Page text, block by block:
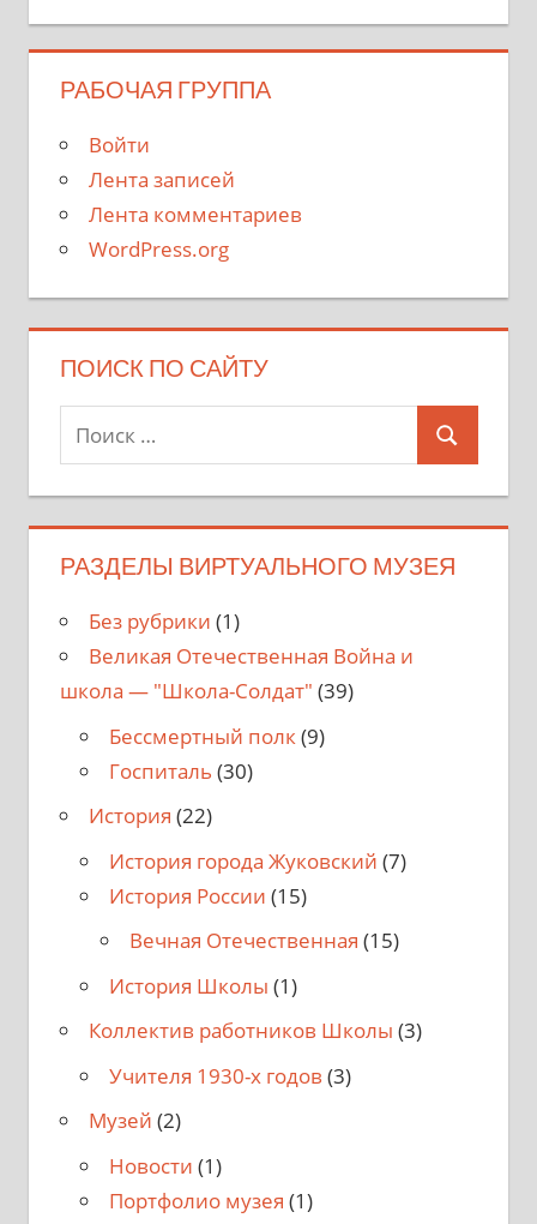
РАБОЧАЯ ГРУППА
Войти
Лента записей
Лента комментариев
WordPress.org
ПОИСК ПО САЙТУ
Поиск
для:
Поиск
РАЗДЕЛЫ ВИРТУАЛЬНОГО МУЗЕЯ
Без рубрики (1)
Великая Отечественная Война и
школа — "Школа-Солдат" (39)
Бессмертный полк(9)
Госпиталь (30)
История (22)
История города Жуковский (7)
История России (15)
Вечная Отечественная (15)
История Школы (1)
Коллектив работников Школы (3)
Учителя 1930-х годов (3)
Музей (2)
Новости (1)
Портфолио музея (1)